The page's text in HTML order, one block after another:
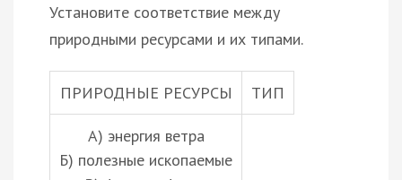
Установите соответствие между
природными ресурсами и их типами.
ПРИРОДНЫЕ РЕСУРСЫ ТИП
А) энергия ветра
Б) полезные ископаемые